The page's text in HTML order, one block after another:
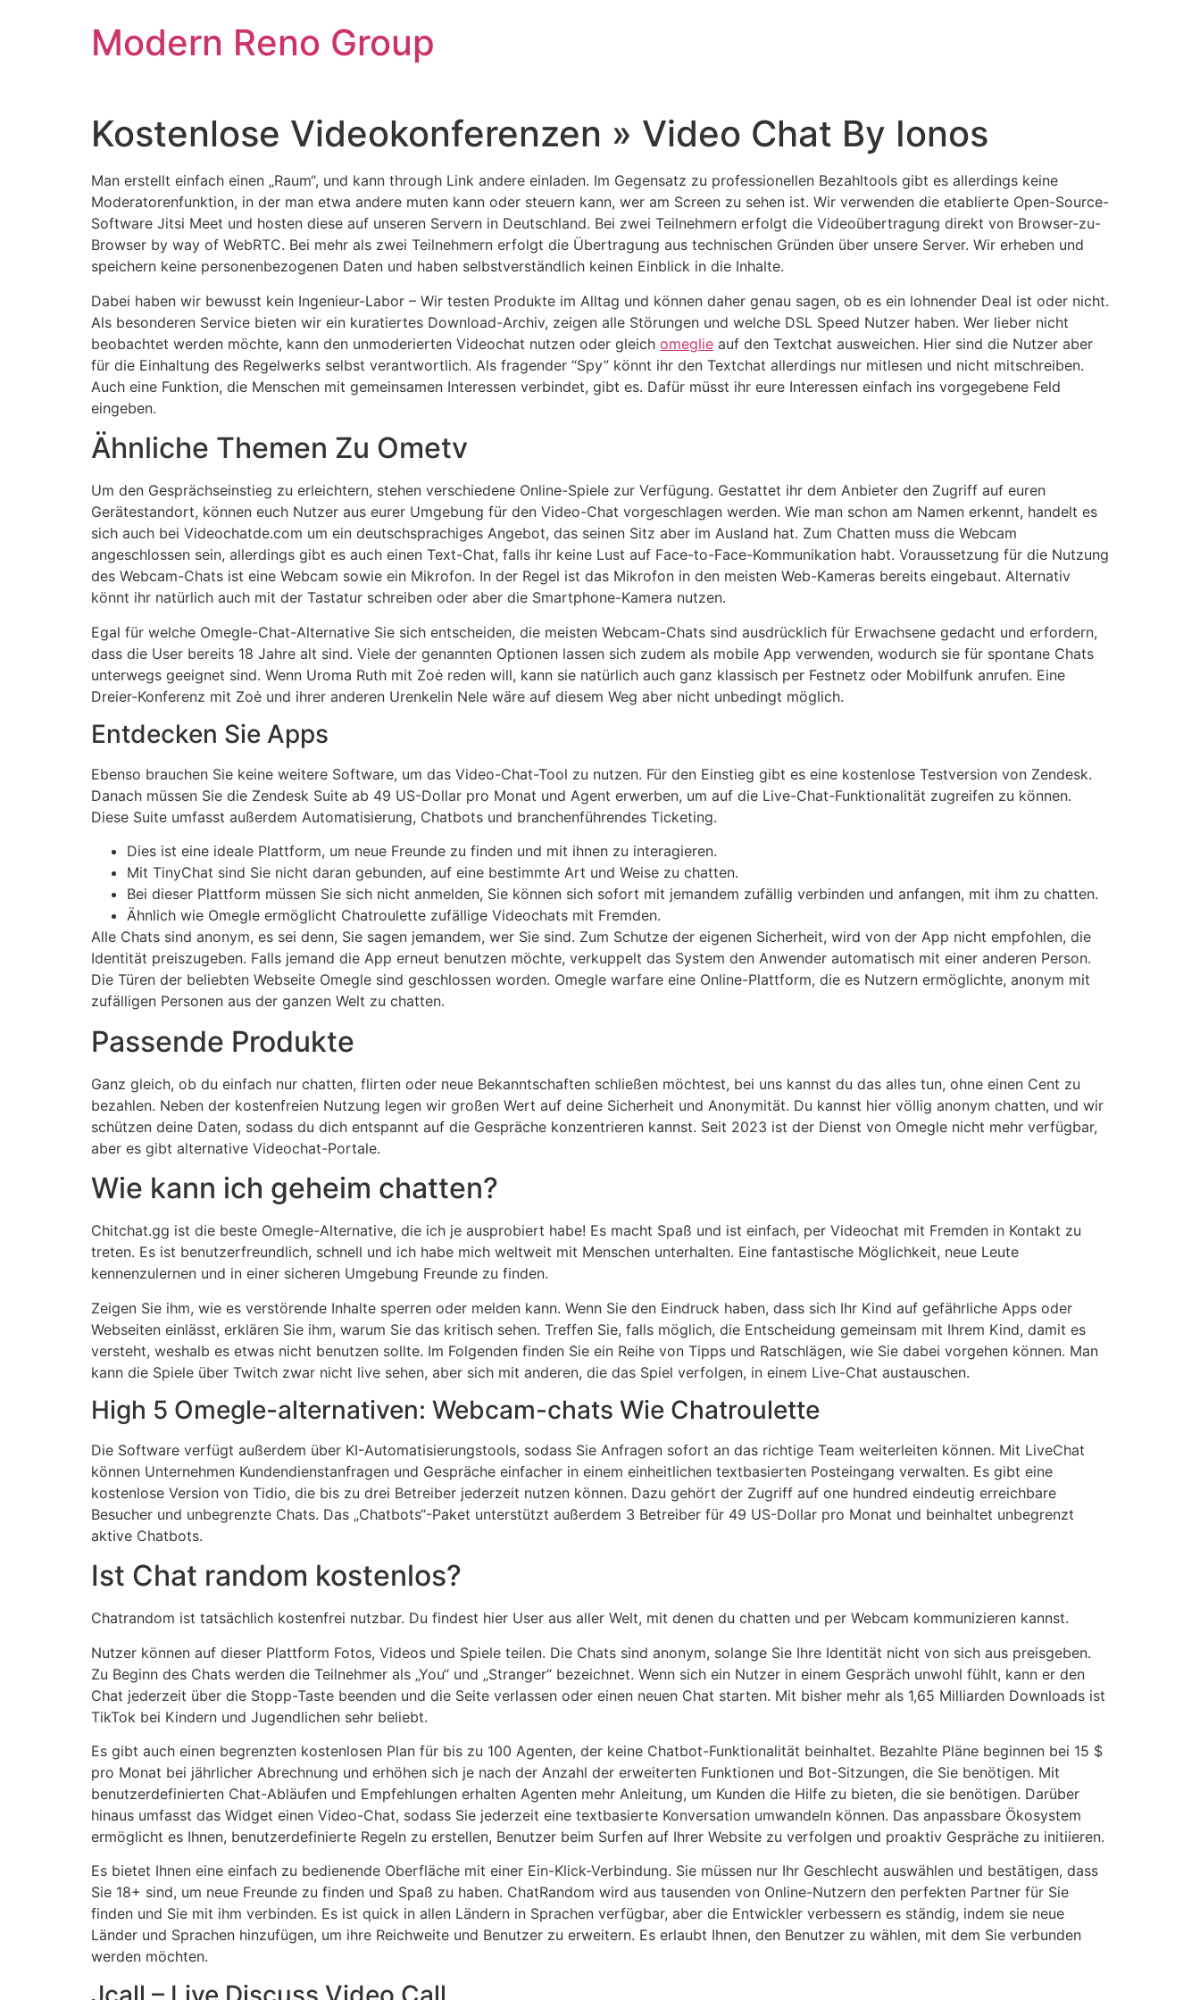
Modern Reno Group
Kostenlose Videokonferenzen » Video Chat By Ionos
Man erstellt einfach einen „Raum“, und kann through Link andere einladen. Im Gegensatz zu professionellen Bezahltools gibt es allerdings keine
Moderatorenfunktion, in der man etwa andere muten kann oder steuern kann, wer am Screen zu sehen ist. Wir verwenden die etablierte Open-Source-
Software Jitsi Meet und hosten diese auf unseren Servern in Deutschland. Bei zwei Teilnehmern erfolgt die Videoübertragung direkt von Browser-zu-
Browser by way of WebRTC. Bei mehr als zwei Teilnehmern erfolgt die Übertragung aus technischen Gründen über unsere Server. Wir erheben und
speichern keine personenbezogenen Daten und haben selbstverständlich keinen Einblick in die Inhalte.
Dabei haben wir bewusst kein Ingenieur-Labor – Wir testen Produkte im Alltag und können daher genau sagen, ob es ein lohnender Deal ist oder nicht.
Als besonderen Service bieten wir ein kuratiertes Download-Archiv, zeigen alle Störungen und welche DSL Speed Nutzer haben. Wer lieber nicht
beobachtet werden möchte, kann den unmoderierten Videochat nutzen oder gleich omeglie auf den Textchat ausweichen. Hier sind die Nutzer aber
für die Einhaltung des Regelwerks selbst verantwortlich. Als fragender “Spy” könnt ihr den Textchat allerdings nur mitlesen und nicht mitschreiben.
Auch eine Funktion, die Menschen mit gemeinsamen Interessen verbindet, gibt es. Dafür müsst ihr eure Interessen einfach ins vorgegebene Feld
eingeben.
Ähnliche Themen Zu Ometv
Um den Gesprächseinstieg zu erleichtern, stehen verschiedene Online-Spiele zur Verfügung. Gestattet ihr dem Anbieter den Zugriff auf euren
Gerätestandort, können euch Nutzer aus eurer Umgebung für den Video-Chat vorgeschlagen werden. Wie man schon am Namen erkennt, handelt es
sich auch bei Videochatde.com um ein deutschsprachiges Angebot, das seinen Sitz aber im Ausland hat. Zum Chatten muss die Webcam
angeschlossen sein, allerdings gibt es auch einen Text-Chat, falls ihr keine Lust auf Face-to-Face-Kommunikation habt. Voraussetzung für die Nutzung
des Webcam-Chats ist eine Webcam sowie ein Mikrofon. In der Regel ist das Mikrofon in den meisten Web-Kameras bereits eingebaut. Alternativ
könnt ihr natürlich auch mit der Tastatur schreiben oder aber die Smartphone-Kamera nutzen.
Egal für welche Omegle-Chat-Alternative Sie sich entscheiden, die meisten Webcam-Chats sind ausdrücklich für Erwachsene gedacht und erfordern,
dass die User bereits 18 Jahre alt sind. Viele der genannten Optionen lassen sich zudem als mobile App verwenden, wodurch sie für spontane Chats
unterwegs geeignet sind. Wenn Uroma Ruth mit Zoė reden will, kann sie natürlich auch ganz klassisch per Fest­netz oder Mobil­funk anrufen. Eine
Dreier-Konferenz mit Zoė und ihrer anderen Urenkelin Nele wäre auf diesem Weg aber nicht unbe­dingt möglich.
Entdecken Sie Apps
Ebenso brauchen Sie keine weitere Software, um das Video-Chat-Tool zu nutzen. Für den Einstieg gibt es eine kostenlose Testversion von Zendesk.
Danach müssen Sie die Zendesk Suite ab 49 US-Dollar pro Monat und Agent erwerben, um auf die Live-Chat-Funktionalität zugreifen zu können.
Diese Suite umfasst außerdem Automatisierung, Chatbots und branchenführendes Ticketing.
Dies ist eine ideale Plattform, um neue Freunde zu finden und mit ihnen zu interagieren.
Mit TinyChat sind Sie nicht daran gebunden, auf eine bestimmte Art und Weise zu chatten.
Bei dieser Plattform müssen Sie sich nicht anmelden, Sie können sich sofort mit jemandem zufällig verbinden und anfangen, mit ihm zu chatten.
Ähnlich wie Omegle ermöglicht Chatroulette zufällige Videochats mit Fremden.
Alle Chats sind anonym, es sei denn, Sie sagen jemandem, wer Sie sind. Zum Schutze der eigenen Sicherheit, wird von der App nicht empfohlen, die
Identität preiszugeben. Falls jemand die App erneut benutzen möchte, verkuppelt das System den Anwender automatisch mit einer anderen Person.
Die Türen der beliebten Webseite Omegle sind geschlossen worden. Omegle warfare eine Online-Plattform, die es Nutzern ermöglichte, anonym mit
zufälligen Personen aus der ganzen Welt zu chatten.
Passende Produkte
Ganz gleich, ob du einfach nur chatten, flirten oder neue Bekanntschaften schließen möchtest, bei uns kannst du das alles tun, ohne einen Cent zu
bezahlen. Neben der kostenfreien Nutzung legen wir großen Wert auf deine Sicherheit und Anonymität. Du kannst hier völlig anonym chatten, und wir
schützen deine Daten, sodass du dich entspannt auf die Gespräche konzentrieren kannst. Seit 2023 ist der Dienst von Omegle nicht mehr verfügbar,
aber es gibt alternative Videochat-Portale.
Wie kann ich geheim chatten?
Chitchat.gg ist die beste Omegle-Alternative, die ich je ausprobiert habe! Es macht Spaß und ist einfach, per Videochat mit Fremden in Kontakt zu
treten. Es ist benutzerfreundlich, schnell und ich habe mich weltweit mit Menschen unterhalten. Eine fantastische Möglichkeit, neue Leute
kennenzulernen und in einer sicheren Umgebung Freunde zu finden.
Zeigen Sie ihm, wie es verstörende Inhalte sperren oder melden kann. Wenn Sie den Eindruck haben, dass sich Ihr Kind auf gefährliche Apps oder
Webseiten einlässt, erklären Sie ihm, warum Sie das kritisch sehen. Treffen Sie, falls möglich, die Entscheidung gemeinsam mit Ihrem Kind, damit es
versteht, weshalb es etwas nicht benutzen sollte. Im Folgenden finden Sie ein Reihe von Tipps und Ratschlägen, wie Sie dabei vorgehen können. Man
kann die Spiele über Twitch zwar nicht live sehen, aber sich mit anderen, die das Spiel verfolgen, in einem Live-Chat austauschen.
High 5 Omegle-alternativen: Webcam-chats Wie Chatroulette
Die Software verfügt außerdem über KI-Automatisierungstools, sodass Sie Anfragen sofort an das richtige Team weiterleiten können. Mit LiveChat
können Unternehmen Kundendienstanfragen und Gespräche einfacher in einem einheitlichen textbasierten Posteingang verwalten. Es gibt eine
kostenlose Version von Tidio, die bis zu drei Betreiber jederzeit nutzen können. Dazu gehört der Zugriff auf one hundred eindeutig erreichbare
Besucher und unbegrenzte Chats. Das „Chatbots“-Paket unterstützt außerdem 3 Betreiber für 49 US-Dollar pro Monat und beinhaltet unbegrenzt
aktive Chatbots.
Ist Chat random kostenlos?
Chatrandom ist tatsächlich kostenfrei nutzbar. Du findest hier User aus aller Welt, mit denen du chatten und per Webcam kommunizieren kannst.
Nutzer können auf dieser Plattform Fotos, Videos und Spiele teilen. Die Chats sind anonym, solange Sie Ihre Identität nicht von sich aus preisgeben.
Zu Beginn des Chats werden die Teilnehmer als „You“ und „Stranger“ bezeichnet. Wenn sich ein Nutzer in einem Gespräch unwohl fühlt, kann er den
Chat jederzeit über die Stopp-Taste beenden und die Seite verlassen oder einen neuen Chat starten. Mit bisher mehr als 1,65 Milliarden Downloads ist
TikTok bei Kindern und Jugendlichen sehr beliebt.
Es gibt auch einen begrenzten kostenlosen Plan für bis zu 100 Agenten, der keine Chatbot-Funktionalität beinhaltet. Bezahlte Pläne beginnen bei 15 $
pro Monat bei jährlicher Abrechnung und erhöhen sich je nach der Anzahl der erweiterten Funktionen und Bot-Sitzungen, die Sie benötigen. Mit
benutzerdefinierten Chat-Abläufen und Empfehlungen erhalten Agenten mehr Anleitung, um Kunden die Hilfe zu bieten, die sie benötigen. Darüber
hinaus umfasst das Widget einen Video-Chat, sodass Sie jederzeit eine textbasierte Konversation umwandeln können. Das anpassbare Ökosystem
ermöglicht es Ihnen, benutzerdefinierte Regeln zu erstellen, Benutzer beim Surfen auf Ihrer Website zu verfolgen und proaktiv Gespräche zu initiieren.
Es bietet Ihnen eine einfach zu bedienende Oberfläche mit einer Ein-Klick-Verbindung. Sie müssen nur Ihr Geschlecht auswählen und bestätigen, dass
Sie 18+ sind, um neue Freunde zu finden und Spaß zu haben. ChatRandom wird aus tausenden von Online-Nutzern den perfekten Partner für Sie
finden und Sie mit ihm verbinden. Es ist quick in allen Ländern in Sprachen verfügbar, aber die Entwickler verbessern es ständig, indem sie neue
Länder und Sprachen hinzufügen, um ihre Reichweite und Benutzer zu erweitern. Es erlaubt Ihnen, den Benutzer zu wählen, mit dem Sie verbunden
werden möchten.